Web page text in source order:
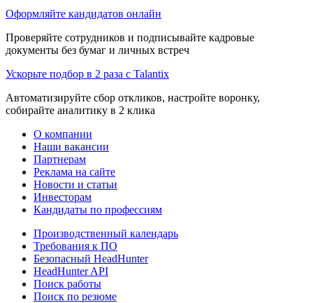
Оформляйте кандидатов онлайн
Проверяйте сотрудников и подписывайте кадровые
документы без бумаг и личных встреч
Ускорьте подбор в 2 раза с Talantix
Автоматизируйте сбор откликов, настройте воронку,
собирайте аналитику в 2 клика
О компании
Наши вакансии
Партнерам
Реклама на сайте
Новости и статьи
Инвесторам
Кандидаты по профессиям
Производственный календарь
Требования к ПО
Безопасный HeadHunter
HeadHunter API
Поиск работы
Поиск по резюме